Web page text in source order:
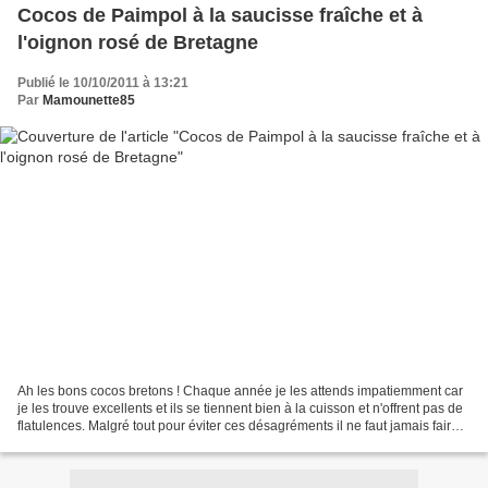
Cocos de Paimpol à la saucisse fraîche et à
l'oignon rosé de Bretagne
Publié le 10/10/2011 à 13:21
Par Mamounette85
Ah les bons cocos bretons ! Chaque année je les attends impatiemment car
je les trouve excellents et ils se tiennent bien à la cuisson et n'offrent pas de
flatulences. Malgré tout pour éviter ces désagréments il ne faut jamais faire